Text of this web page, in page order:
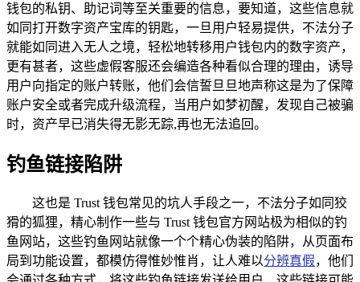
钱包的私钥、助记词等至关重要的信息，要知道，这些信息就
如同打开数字资产宝库的钥匙，一旦用户轻易提供，不法分子
就能如同进入无人之境，轻松地转移用户钱包内的数字资产，
更有甚者，这些虚假客服还会编造各种看似合理的理由，诱导
用户向指定的账户转账，他们会信誓旦旦地声称这是为了保障
账户安全或者完成升级流程，当用户如梦初醒，发现自己被骗
时，资产早已消失得无影无踪,再也无法追回。
钓鱼链接陷阱
这也是 Trust 钱包常见的坑人手段之一，不法分子如同狡
猾的狐狸，精心制作一些与 Trust 钱包官方网站极为相似的钓
鱼网站，这些钓鱼网站就像一个个精心伪装的陷阱，从页面布
局到功能设置，都模仿得惟妙惟肖，让人难以分辨真假，他们